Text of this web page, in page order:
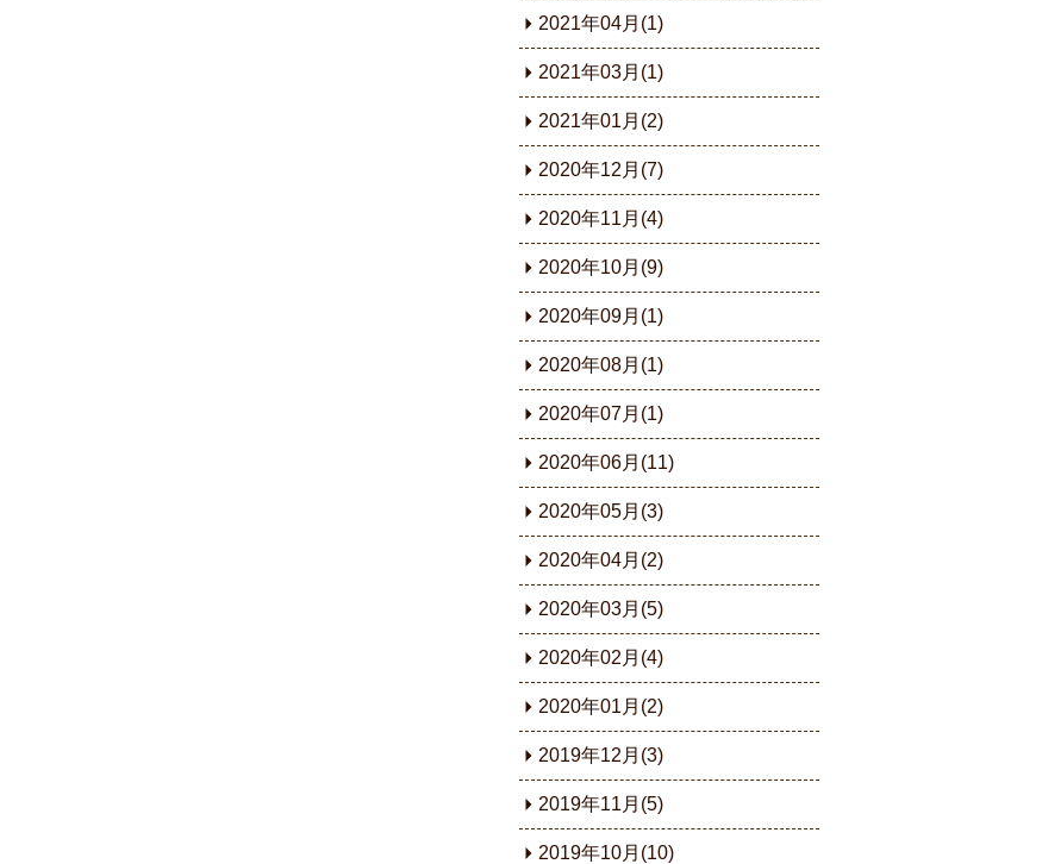
2021年04月(1)
2021年03月(1)
2021年01月(2)
2020年12月(7)
2020年11月(4)
2020年10月(9)
2020年09月(1)
2020年08月(1)
2020年07月(1)
2020年06月(11)
2020年05月(3)
2020年04月(2)
2020年03月(5)
2020年02月(4)
2020年01月(2)
2019年12月(3)
2019年11月(5)
2019年10月(10)